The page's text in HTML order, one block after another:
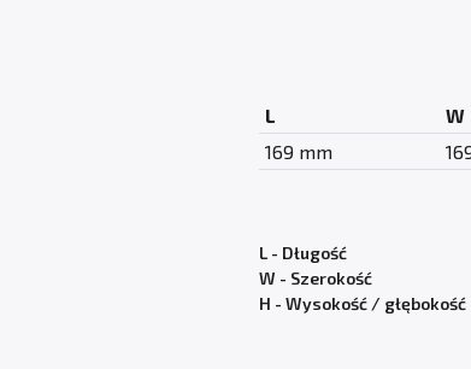
L W
169 mm
L - Długość
W - Szerokość
H - Wysokość / głębokość